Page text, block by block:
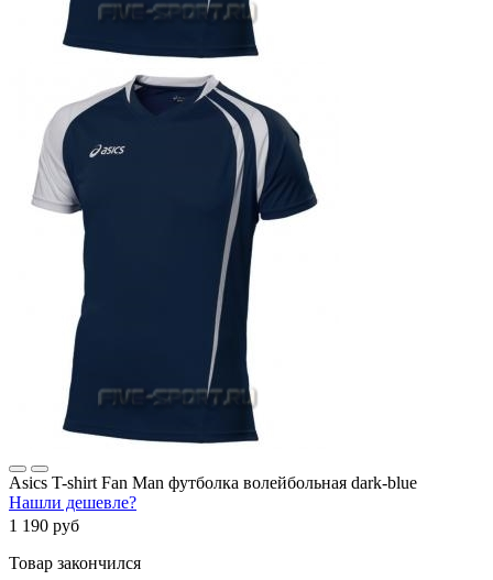
Asics T-shirt Fan Man футболка волейбольная dark-blue
Нашли дешевле?
1 190 руб
Товар закончился